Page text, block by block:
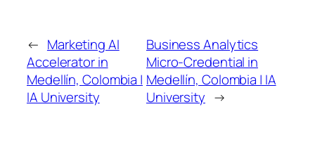
← Marketing AI
Accelerator in
Medellín, Colombia |
IA University
Business Analytics
Micro-Credential in
Medellín, Colombia | IA
University →